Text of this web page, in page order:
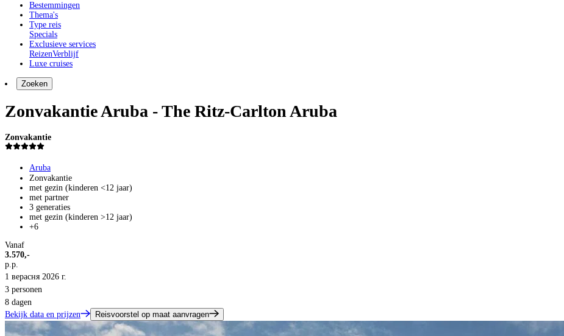
Bestemmingen
Thema's
Type reis
Specials
Exclusieve services
ReizenVerblijf
Luxe cruises
Zoeken
Zonvakantie Aruba - The Ritz-Carlton Aruba
Zonvakantie
Aruba
Zonvakantie
met gezin (kinderen <12 jaar)
met partner
3 generaties
met gezin (kinderen >12 jaar)
+6
Vanaf
3.570,-
p.p.
1 верасня 2026 г.
3 personen
8 dagen
Bekijk data en prijzen
Reisvoorstel op maat aanvragen